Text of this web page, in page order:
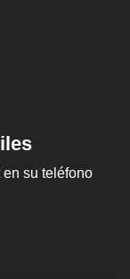
su teléfono